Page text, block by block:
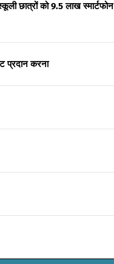
छात्रों को 9.5 लाख स्मार्टफोन
प्रदान करना